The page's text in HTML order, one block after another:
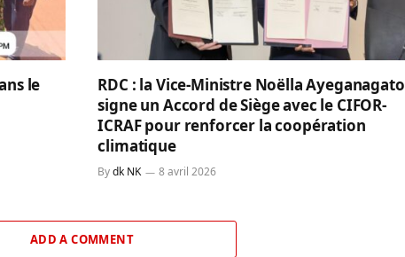
le
RDC : la Vice-Ministre Noëlla Ayeganagato
signe un Accord de Siège avec le CIFOR-
ICRAF pour renforcer la coopération
climatique
By dk NK 8 avril 2026
ADD A COMMENT